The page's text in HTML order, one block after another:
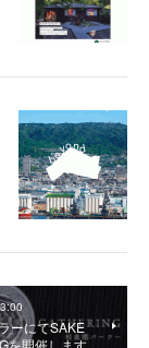
ーにてSAKE
を開催します。